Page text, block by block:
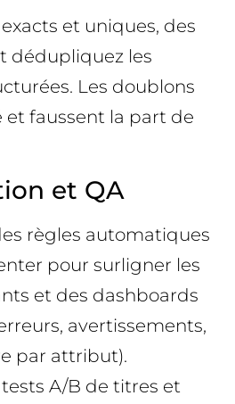
et uniques, des
dédupliquez les
Les doublons
faussent la part de
et QA
règles automatiques
pour surligner les
et des dashboards
avertissements,
par attribut).
A/B de titres et